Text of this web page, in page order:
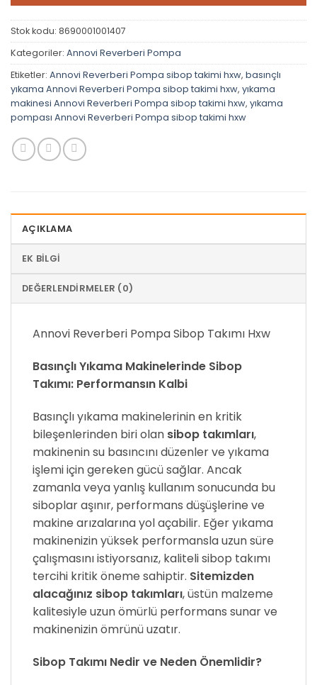
Stok kodu: 8690001001407
Kategoriler: Annovi Reverberi Pompa
Etiketler: Annovi Reverberi Pompa sibop takimi hxw, basınçlı
yıkama Annovi Reverberi Pompa sibop takimi hxw, yıkama
makinesi Annovi Reverberi Pompa sibop takimi hxw, yıkama
pompası Annovi Reverberi Pompa sibop takimi hxw
AÇIKLAMA
EK BILGI
DEĞERLENDIRMELER (0)
Annovi Reverberi Pompa Sibop Takımı Hxw
Basınçlı Yıkama Makinelerinde Sibop
Takımı: Performansın Kalbi
Basınçlı yıkama makinelerinin en kritik
bileşenlerinden biri olan sibop takımları,
makinenin su basıncını düzenler ve yıkama
işlemi için gereken gücü sağlar. Ancak
zamanla veya yanlış kullanım sonucunda bu
siboplar aşınır, performans düşüşlerine ve
makine arızalarına yol açabilir. Eğer yıkama
makinenizin yüksek performansla uzun süre
çalışmasını istiyorsanız, kaliteli sibop takımı
tercihi kritik öneme sahiptir. Sitemizden
alacağınız sibop takımları, üstün malzeme
kalitesiyle uzun ömürlü performans sunar ve
makinenizin ömrünü uzatır.
Sibop Takımı Nedir ve Neden Önemlidir?